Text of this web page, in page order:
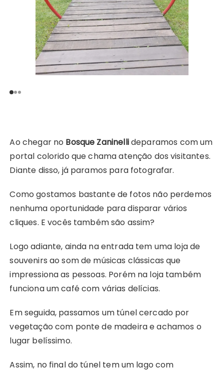
Ao chegar no Bosque Zaninellideparamos com um
portal colorido que chama atenção dos visitantes.
Diante disso, já paramos para fotografar.
Como gostamos bastante de fotos não perdemos
nenhuma oportunidade para disparar vários
cliques. E vocês também são assim?
Logo adiante, ainda na entrada tem uma loja de
souvenirs ao som de músicas clássicas que
impressiona as pessoas. Porém na loja também
funciona um café com várias delícias.
Em seguida, passamos um túnel cercado por
vegetação com ponte de madeira e achamos o
lugar belíssimo.
Assim, no final do túnel tem um lago com